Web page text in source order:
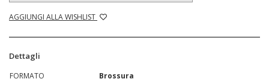
AGGIUNGI ALLA WISHLIST
Dettagli
FORMATO
Brossura